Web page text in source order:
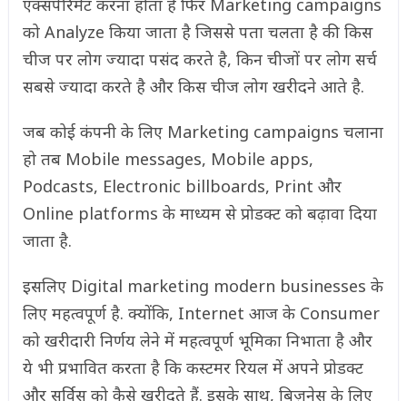
एक्सपेरिमेंट करना होता है फिर Marketing campaigns
को Analyze किया जाता है जिससे पता चलता है की किस
चीज पर लोग ज्यादा पसंद करते है, किन चीजों पर लोग सर्च
सबसे ज्यादा करते है और किस चीज लोग खरीदने आते है.
जब कोई कंपनी के लिए Marketing campaigns चलाना
हो तब Mobile messages, Mobile apps,
Podcasts, Electronic billboards, Print और
Online platforms के माध्यम से प्रोडक्ट को बढ़ावा दिया
जाता है.
इसलिए Digital marketing modern businesses के
लिए महत्वपूर्ण है. क्योंकि, Internet आज के Consumer
को खरीदारी निर्णय लेने में महत्वपूर्ण भूमिका निभाता है और
ये भी प्रभावित करता है कि कस्टमर रियल में अपने प्रोडक्ट
और सर्विस को कैसे खरीदते हैं. इसके साथ, बिज़नेस के लिए